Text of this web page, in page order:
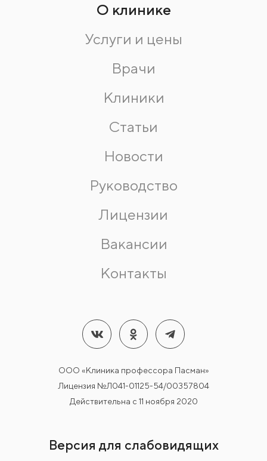
О клинике
Услуги и цены
Врачи
Клиники
Статьи
Новости
Руководство
Лицензии
Вакансии
Контакты
ООО «Клиника профессора Пасман»
Лицензия №Л041-01125-54/00357804
Действительна с 11 ноября 2020
Версия для слабовидящих